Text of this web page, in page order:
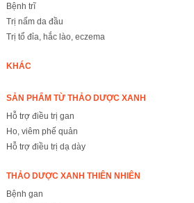
Bệnh trĩ
Trị nấm da đầu
Trị tổ đỉa, hắc lào, eczema
KHÁC
SẢN PHẨM TỪ THẢO DƯỢC XANH
Hỗ trợ điều trị gan
Ho, viêm phế quản
Hỗ trợ điều trị dạ dày
THẢO DƯỢC XANH THIÊN NHIÊN
Bệnh gan